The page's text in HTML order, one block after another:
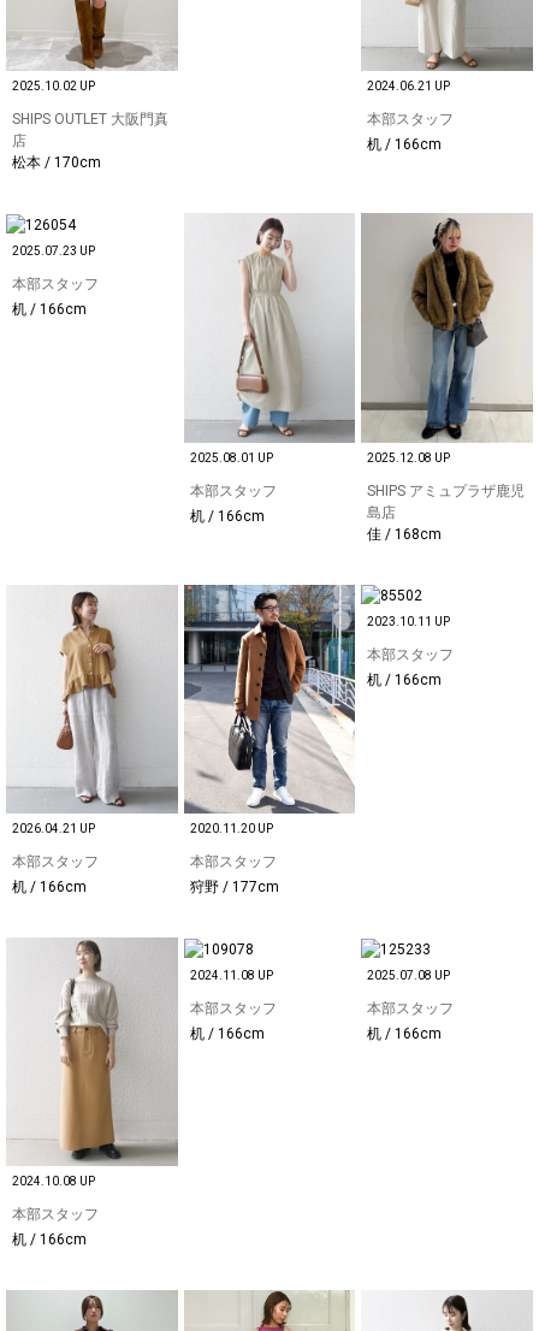
2025.10.02 UP
SHIPS OUTLET 大阪門真
店
松本 / 170cm
2024.06.21 UP
本部スタッフ
机 / 166cm
2025.07.23 UP
本部スタッフ
机 / 166cm
2025.08.01 UP
本部スタッフ
机 / 166cm
2025.12.08 UP
SHIPS アミュプラザ鹿児
島店
佳 / 168cm
2026.04.21 UP
本部スタッフ
机 / 166cm
2020.11.20 UP
本部スタッフ
狩野 / 177cm
2023.10.11 UP
本部スタッフ
机 / 166cm
2024.10.08 UP
本部スタッフ
机 / 166cm
2024.11.08 UP
本部スタッフ
机 / 166cm
2025.07.08 UP
本部スタッフ
机 / 166cm